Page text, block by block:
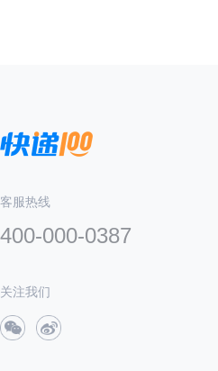
客服热线
400-000-0387
关注我们